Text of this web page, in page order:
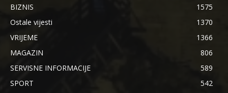
BIZNIS
1575
Ostale vijesti
1370
VRIJEME
1366
MAGAZIN
806
SERVISNE INFORMACIJE
589
SPORT
542